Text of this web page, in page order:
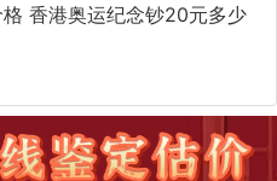
香港奥运纪念钞20元多少